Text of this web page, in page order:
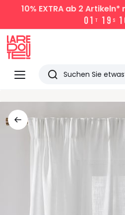
10% EXTRAab 2 Artikeln*
01 T 1 9 S 1
Menü
Redoute
Suchen
Artikel